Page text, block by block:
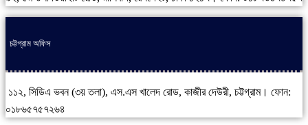
চট্টগ্রাম অফিস
১১২, সিডিএ ভবন (৩য় তলা), এস.এস খালেদ রোড, কাজীর দেউরী, চট্টগ্রাম। ফোন:
০১৮৬৫৭৫৭২৬৪